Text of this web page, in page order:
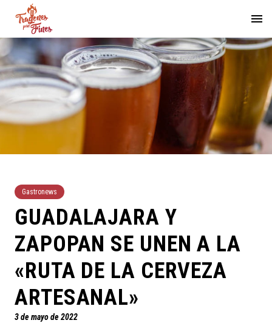
Gastronews
GUADALAJARA Y
ZAPOPAN SE UNEN A LA
«RUTA DE LA CERVEZA
ARTESANAL»
3 de mayo de 2022